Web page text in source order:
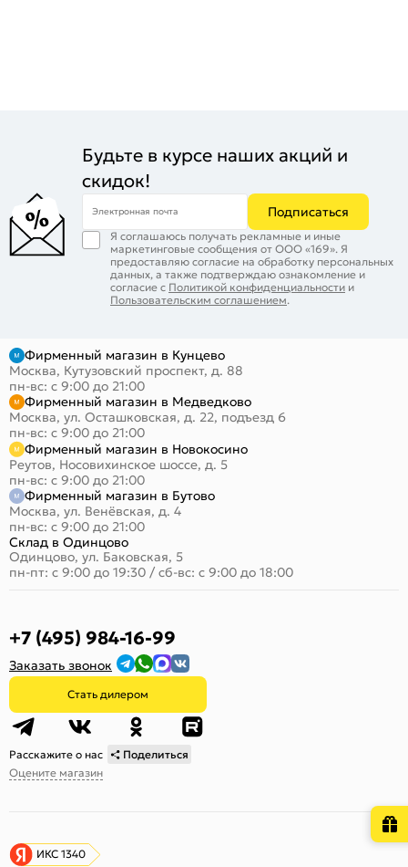
Будьте в курсе наших акций и
скидок!
Электронная почта Подписаться
Я соглашаюсь получать рекламные и иные
маркетинговые сообщения от ООО «169». Я
предоставляю согласие на обработку персональных
данных, а также подтверждаю ознакомление и
согласие с Политикой конфиденциальности и
Пользовательским соглашением.
Фирменный магазин в Кунцево
Москва, Кутузовский проспект, д. 88
пн-вс: с 9:00 до 21:00
Фирменный магазин в Медведково
Москва, ул. Осташковская, д. 22, подъезд 6
пн-вс: с 9:00 до 21:00
Фирменный магазин в Новокосино
Реутов, Носовихинское шоссе, д. 5
пн-вс: с 9:00 до 21:00
Фирменный магазин в Бутово
Москва, ул. Венёвская, д. 4
пн-вс: с 9:00 до 21:00
Склад в Одинцово
Одинцово, ул. Баковская, 5
пн-пт: с 9:00 до 19:30 / сб-вс: с 9:00 до 18:00
+7 (495) 984-16-99
Заказать звонок
Стать дилером
Расскажите о нас
Поделиться
Оцените магазин
ИКС 1340